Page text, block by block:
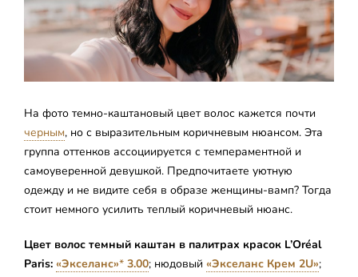
На фото темно-каштановый цвет волос кажется почти
черным, но с выразительным коричневым нюансом. Эта
группа оттенков ассоциируется с темпераментной и
самоуверенной девушкой. Предпочитаете уютную
одежду и не видите себя в образе женщины-вамп? Тогда
стоит немного усилить теплый коричневый нюанс.
Цвет волос темный каштан в палитрах красок L’Oréal
Paris: «Экселанс»* 3.00; нюдовый «Экселанс Крем 2U»;